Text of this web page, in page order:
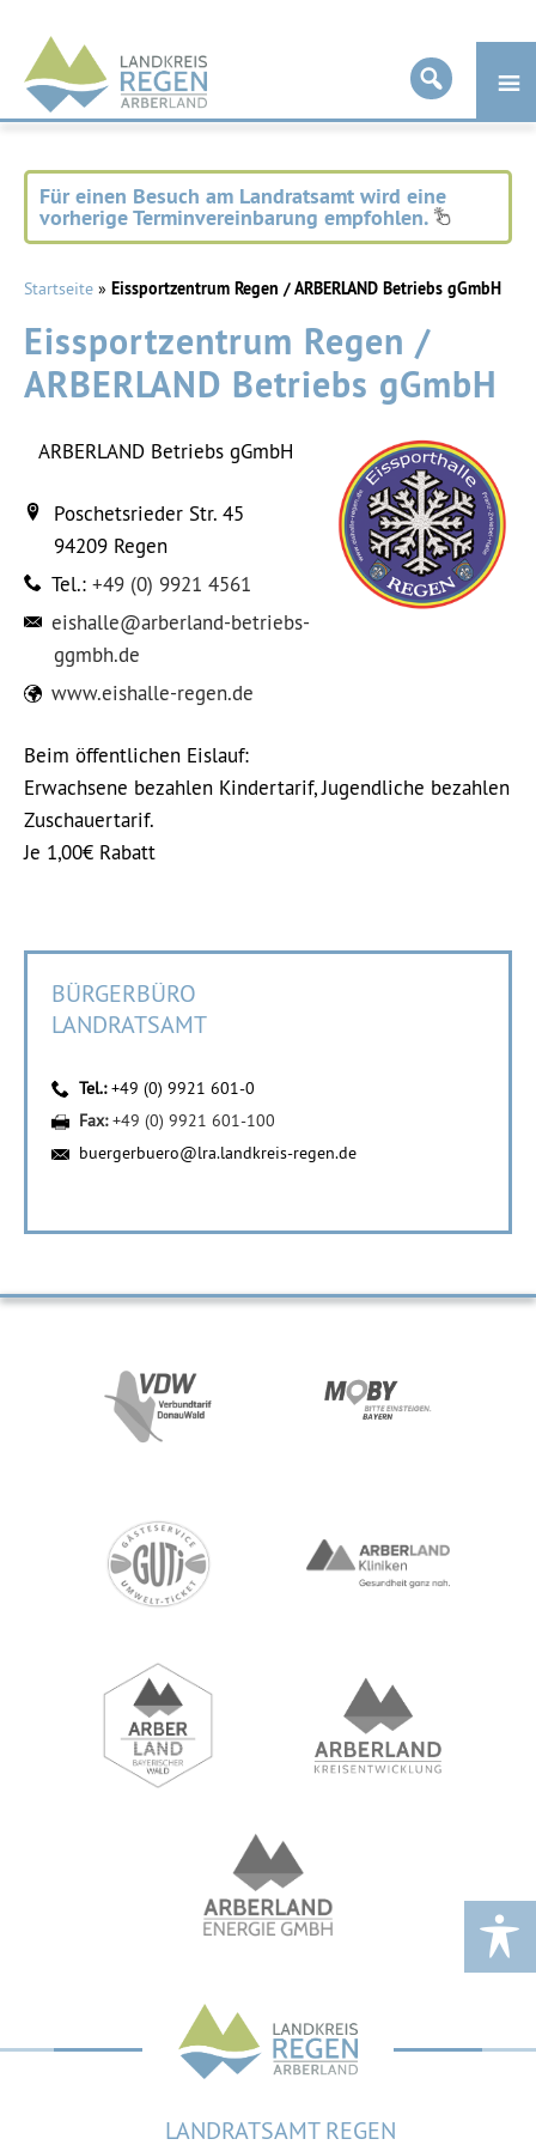
Landkreis
Regen
Für einen Besuch am Landratsamt wird eine
vorherige Terminvereinbarung empfohlen.
Startseite » Eissportzentrum Regen / ARBERLAND Betriebs gGmbH
Eissportzentrum Regen /
ARBERLAND Betriebs gGmbH
ARBERLAND Betriebs gGmbH
Poschetsrieder Str. 45
94209 Regen
Tel.: +49 (0) 9921 4561
eishalle@arberland-betriebs-
ggmbh.de
www.eishalle-regen.de
Beim öffentlichen Eislauf:
Erwachsene bezahlen Kindertarif, Jugendliche bezahlen
Zuschauertarif.
Je 1,00€ Rabatt
BÜRGERBÜRO
LANDRATSAMT
Tel.:+49 (0) 9921 601-0
Fax:+49 (0) 9921 601-100
buergerbuero@lra.landkreis-regen.de
LANDRATSAMT REGEN